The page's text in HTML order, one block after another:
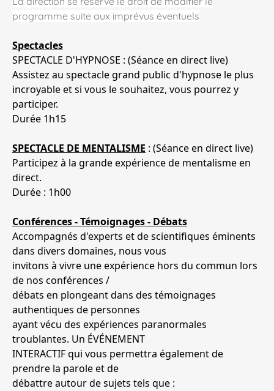
programme suite aux imprévus éventuels
Spectacles
SPECTACLE D'HYPNOSE : (Séance en direct live)
Assistez au spectacle grand public d'hypnose le plus
incroyable et si vous le souhaitez, vous pourrez y
participer.
Durée 1h15
SPECTACLE DE MENTALISME : (Séance en direct live)
Participez à la grande expérience de mentalisme en
direct.
Durée : 1h00
Conférences - Témoignages - Débats
Accompagnés d'experts et de scientifiques éminents
dans divers domaines, nous vous
invitons à vivre une expérience hors du commun lors
de nos conférences /
débats en plongeant dans des témoignages
authentiques de personnes
ayant vécu des expériences paranormales
troublantes. Un ÉVÉNEMENT
INTERACTIF qui vous permettra également de
prendre la parole et de
débattre autour de sujets tels que :